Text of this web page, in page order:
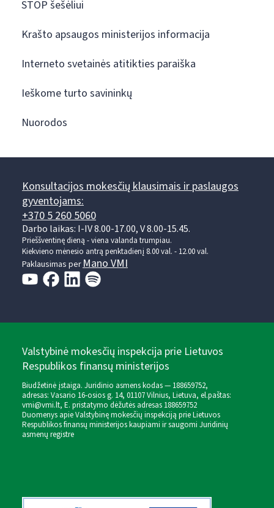
STOP šešėliui
Krašto apsaugos ministerijos informacija
Interneto svetainės atitikties paraiška
Ieškome turto savininkų
Nuorodos
Konsultacijos mokesčių klausimais ir paslaugos
gyventojams:
+370 5 260 5060
Darbo laikas: I-IV 8.00-17.00, V 8.00-15.45.
Prieššventinę dieną - viena valanda trumpiau.
Kiekvieno mėnesio antrą penktadienį 8.00 val. - 12.00 val.
Paklausimas perMano VMI
Valstybinė mokesčių inspekcija prie Lietuvos
Respublikos finansų ministerijos
Biudžetinė įstaiga. Juridinio asmens kodas — 188659752,
adresas: Vasario 16-osios g. 14, 01107 Vilnius, Lietuva, el.paštas:
vmi@vmi.lt, E. pristatymo dėžutės adresas 188659752
Duomenys apie Valstybinę mokesčių inspekciją prie Lietuvos
Respublikos finansų ministerijos kaupiami ir saugomi Juridinių
asmenų registre